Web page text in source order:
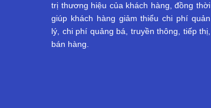
trị thương hiệu của khách hàng, đồng thời
giúp khách hàng giảm thiểu chi phí quản
lý, chi phí quảng bá, truyền thông, tiếp thị,
bán hàng.